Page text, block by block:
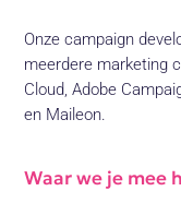
Onze campaign
meerdere marketing
Cloud, Adobe
en Maileon.
Waar we je mee